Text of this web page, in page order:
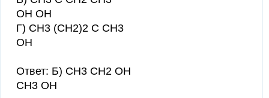
ОН ОН
Г) СН3 (СН2)2 С СН3
ОН
Ответ: Б) СН3 СН2 ОН
СН3 ОН